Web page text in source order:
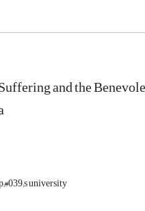
and the
university